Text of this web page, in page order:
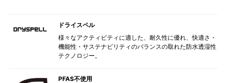
ドライスペル
様々なアクティビティに適した、耐久性に優れ、快適さ・
機能性・サステナビリティのバランスの取れた防水透湿性
テクノロジー。
PFAS不使用